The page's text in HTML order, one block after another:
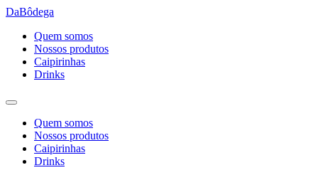
Ir
conteúdo
DaBôdega
Quem somos
Nossos produtos
Caipirinhas
Drinks
Quem somos
Nossos produtos
Caipirinhas
Drinks